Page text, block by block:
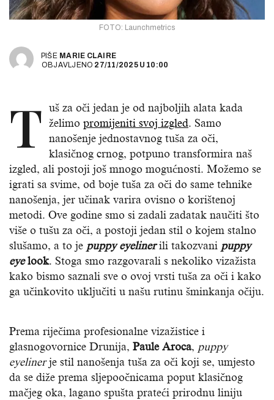
FOTO: Launchmetrics
PIŠE MARIE CLAIRE
OBJAVLJENO 27/11/2025 U 10:00
T uš za oči jedan je od najboljih alata kada
želimo promijeniti svoj izgled. Samo
nanošenje jednostavnog tuša za oči,
klasičnog crnog, potpuno transformira naš
izgled, ali postoji još mnogo mogućnosti. Možemo se
igrati sa svime, od boje tuša za oči do same tehnike
nanošenja, jer učinak varira ovisno o korištenoj
metodi. Ove godine smo si zadali zadatak naučiti što
više o tušu za oči, a postoji jedan stil o kojem stalno
slušamo, a to je puppy eyelinerili takozvani puppy
eyelook. Stoga smo razgovarali s nekoliko vizažista
kako bismo saznali sve o ovoj vrsti tuša za oči i kako
ga učinkovito uključiti u našu rutinu šminkanja očiju.
Prema riječima profesionalne vizažistice i
glasnogovornice Drunija, Paule Aroca, puppy
eyelinerje stil nanošenja tuša za oči koji se, umjesto
da se diže prema sljepoočnicama poput klasičnog
mačjeg oka, lagano spušta prateći prirodnu liniju